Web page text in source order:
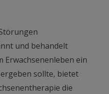
und behandelt
Erwachsenenleben ein
sollte, bietet
die